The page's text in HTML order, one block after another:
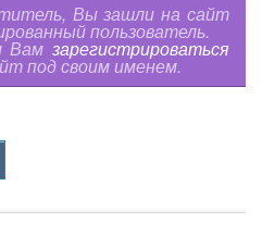
Вы зашли на сайт
пользователь.
Вам зарегистрироваться
под своим именем.